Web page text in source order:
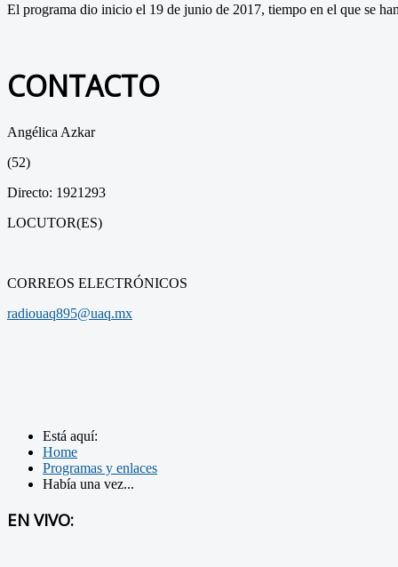
El programa dio inicio el 19 de junio de 2017, tiempo en el que se
CONTACTO
Angélica Azkar
(52)
Directo: 1921293
LOCUTOR(ES)
CORREOS ELECTRÓNICOS
radiouaq895@uaq.mx
Está aquí:
Home
Programas y enlaces
Había una vez...
EN VIVO: